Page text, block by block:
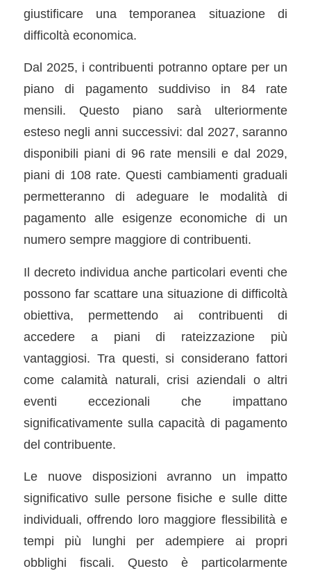
giustificare una temporanea situazione di
difficoltà economica.
Dal 2025, i contribuenti potranno optare per un
piano di pagamento suddiviso in 84 rate
mensili. Questo piano sarà ulteriormente
esteso negli anni successivi: dal 2027, saranno
disponibili piani di 96 rate mensili e dal 2029,
piani di 108 rate. Questi cambiamenti graduali
permetteranno di adeguare le modalità di
pagamento alle esigenze economiche di un
numero sempre maggiore di contribuenti.
Il decreto individua anche particolari eventi che
possono far scattare una situazione di difficoltà
obiettiva, permettendo ai contribuenti di
accedere a piani di rateizzazione più
vantaggiosi. Tra questi, si considerano fattori
come calamità naturali, crisi aziendali o altri
eventi eccezionali che impattano
significativamente sulla capacità di pagamento
del contribuente.
Le nuove disposizioni avranno un impatto
significativo sulle persone fisiche e sulle ditte
individuali, offrendo loro maggiore flessibilità e
tempi più lunghi per adempiere ai propri
obblighi fiscali. Questo è particolarmente